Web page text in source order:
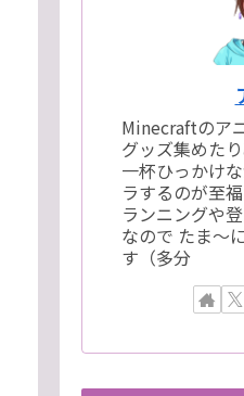
Minecraftのア
グッズ集めた
一杯ひっかけ
ラするのが至福
ランニングや
なので たま～
す（多分